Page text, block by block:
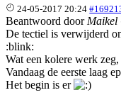
24-05-2017 20:24
Beantwoord door Maikel
De tectiel is verwijderd
:blink:
Wat een kolere werk
Vandaag de eerste laag
Het begin is er